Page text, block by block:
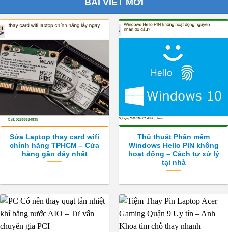
BÀI VIẾT MỚI
Sửa Laptop thay card wifi
chính hãng TPHCM – Cửa
hàng gần đây nhất
Thủ thuật Phần mềm
Windows Hello PIN không
hoạt động – Cách tự xử lý
tại nhà